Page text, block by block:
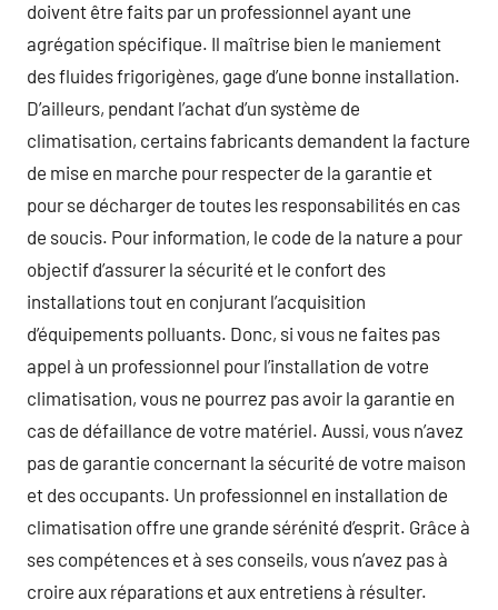
doivent être faits par un professionnel ayant une
agrégation spécifique. Il maîtrise bien le maniement
des fluides frigorigènes, gage d’une bonne installation.
D’ailleurs, pendant l’achat d’un système de
climatisation, certains fabricants demandent la facture
de mise en marche pour respecter de la garantie et
pour se décharger de toutes les responsabilités en cas
de soucis. Pour information, le code de la nature a pour
objectif d’assurer la sécurité et le confort des
installations tout en conjurant l’acquisition
d’équipements polluants. Donc, si vous ne faites pas
appel à un professionnel pour l’installation de votre
climatisation, vous ne pourrez pas avoir la garantie en
cas de défaillance de votre matériel. Aussi, vous n’avez
pas de garantie concernant la sécurité de votre maison
et des occupants. Un professionnel en installation de
climatisation offre une grande sérénité d’esprit. Grâce à
ses compétences et à ses conseils, vous n’avez pas à
croire aux réparations et aux entretiens à résulter.